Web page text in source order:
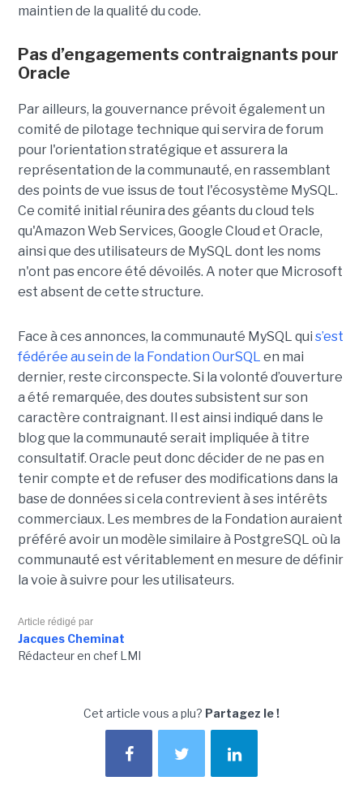
maintien de la qualité du code.
Pas d’engagements contraignants pour
Oracle
Par ailleurs, la gouvernance prévoit également un
comité de pilotage technique qui servira de forum
pour l'orientation stratégique et assurera la
représentation de la communauté, en rassemblant
des points de vue issus de tout l'écosystème MySQL.
Ce comité initial réunira des géants du cloud tels
qu'Amazon Web Services, Google Cloud et Oracle,
ainsi que des utilisateurs de MySQL dont les noms
n'ont pas encore été dévoilés. A noter que Microsoft
est absent de cette structure.
Face à ces annonces, la communauté MySQL qui s’est
fédérée au sein de la Fondation OurSQL en mai
dernier, reste circonspecte. Si la volonté d’ouverture
a été remarquée, des doutes subsistent sur son
caractère contraignant. Il est ainsi indiqué dans le
blog que la communauté serait impliquée à titre
consultatif. Oracle peut donc décider de ne pas en
tenir compte et de refuser des modifications dans la
base de données si cela contrevient à ses intérêts
commerciaux. Les membres de la Fondation auraient
préféré avoir un modèle similaire à PostgreSQL où la
communauté est véritablement en mesure de définir
la voie à suivre pour les utilisateurs.
Article rédigé par
Jacques Cheminat
Rédacteur en chef LMI
Cet article vous a plu? Partagez le !